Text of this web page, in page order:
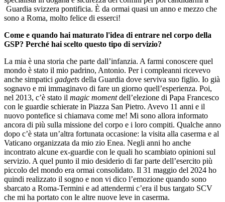
Guardia svizzera pontificia. È da ormai quasi un anno e mezzo che
sono a Roma, molto felice di esserci!
Come e quando hai maturato l'idea di entrare nel corpo della
GSP? Perché hai scelto questo tipo di servizio?
La mia è una storia che parte dall’infanzia. A farmi conoscere quel
mondo è stato il mio padrino, Antonio. Per i compleanni ricevevo
anche simpatici gadgets della Guardia dove serviva suo figlio. Io già
sognavo e mi immaginavo di fare un giorno quell’esperienza. Poi,
nel 2013, c’è stato il magic momentdell’elezione di Papa Francesco
con le guardie schierate in Piazza San Pietro. Avevo 11 anni e il
nuovo pontefice si chiamava come me! Mi sono allora informato
ancora di più sulla missione del corpo e i loro compiti. Qualche anno
dopo c’è stata un’altra fortunata occasione: la visita alla caserma e al
Vaticano organizzata da mio zio Enea. Negli anni ho anche
incontrato alcune ex-guardie con le quali ho scambiato opinioni sul
servizio. A quel punto il mio desiderio di far parte dell’esercito più
piccolo del mondo era ormai consolidato. Il 31 maggio del 2024 ho
quindi realizzato il sogno e non vi dico l’emozione quando sono
sbarcato a Roma-Termini e ad attendermi c’era il bus targato SCV
che mi ha portato con le altre nuove leve in caserma.